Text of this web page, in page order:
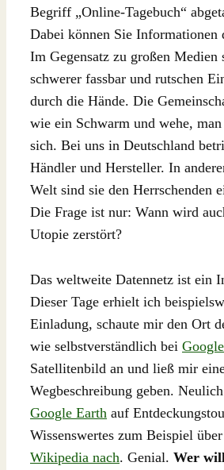
Begriff „Online-Tagebuch“
Dabei können Sie Informationen
Im Gegensatz zu großen Medien
schwerer fassbar und rutschen
durch die Hände. Die
wie ein Schwarm und wehe, man
sich. Bei uns in Deutschland
Händler und Hersteller. In
Welt sind sie den Herrschenden
Die Frage ist nur: Wann wird
Utopie zerstört?
Das weltweite Datennetz ist ein
Dieser Tage erhielt ich
Einladung, schaute mir den Ort
wie selbstverständlich bei
Satellitenbild an und ließ mir
Wegbeschreibung geben.
Google Earth auf
Wissenswertes zum Beispiel über
Wikipedia nach. Genial. Wer